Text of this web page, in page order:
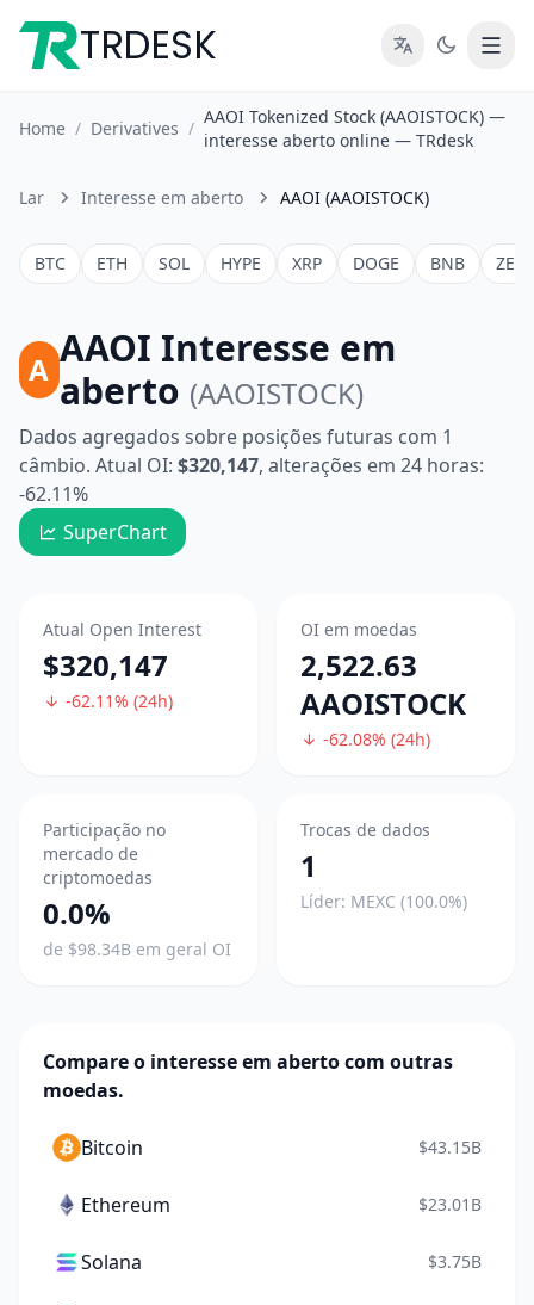
TRDESK
Home / Derivatives /
AAOI Tokenized Stock (AAOISTOCK) —
interesse aberto online — TRdesk
Lar Interesse em aberto AAOI (AAOISTOCK)
BTC ETH SOL HYPE XRP DOGE BNB ZEC
A AAOI Interesse em
aberto (AAOISTOCK)
Dados agregados sobre posições futuras com 1
câmbio. Atual OI: $320,147, alterações em 24 horas:
-62.11%
SuperChart
Atual Open Interest
$320,147
-62.11% (24h)
OI em moedas
2,522.63
AAOISTOCK
-62.08% (24h)
Participação no
mercado de
criptomoedas
0.0%
de $98.34B em geral OI
Trocas de dados
1
Líder: MEXC (100.0%)
Compare o interesse em aberto com outras
moedas.
Bitcoin $43.15B
Ethereum $23.01B
Solana $3.75B